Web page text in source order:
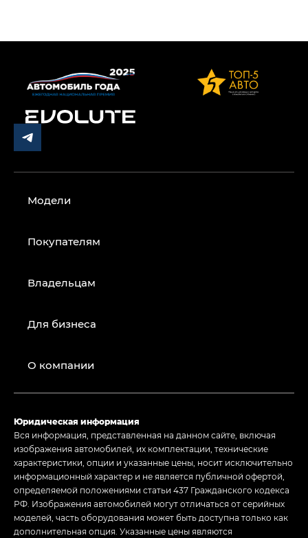
Модели
Покупателям
Владельцам
Для бизнеса
О компании
Юридическая информация
Вся информация, представленная на данном сайте, включая
изображения автомобилей, их комплектации, технические
характеристики, опции и указанные цены, носит исключительно
информационный характер и не является публичной офертой,
определяемой положениями статьи 437 Гражданского кодекса
РФ. Изображения автомобилей могут отличаться от серийных
моделей, часть оборудования может быть доступна только как
дополнительная опция. Указанные цены являются